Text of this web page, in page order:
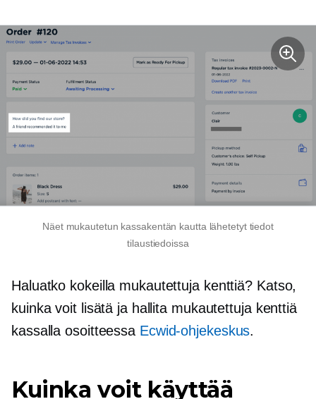
Näet mukautetun kassakentän kautta lähetetyt tiedot
tilaustiedoissa
Haluatko kokeilla mukautettuja kenttiä? Katso,
kuinka voit lisätä ja hallita mukautettuja kenttiä
kassalla osoitteessa Ecwid-ohjekeskus.
Kuinka voit käyttää